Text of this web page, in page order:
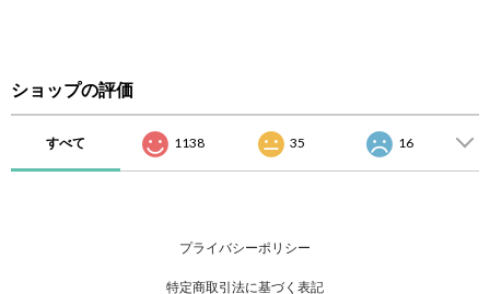
ショップの評価
すべて 1138 35 16
プライバシーポリシー
特定商取引法に基づく表記